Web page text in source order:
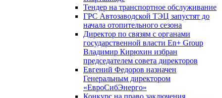
Тендер на транспортное обслуживание
ГРС Автозаводской ТЭЦ запустят до
начала отопительного сезона
Директор по связям с органами
государственной власти En+ Group
Владимир Кирюхин избран
председателем совета директоров
Евгений Федоров назначен
Генеральным директором
«ЕвроСибЭнерго»